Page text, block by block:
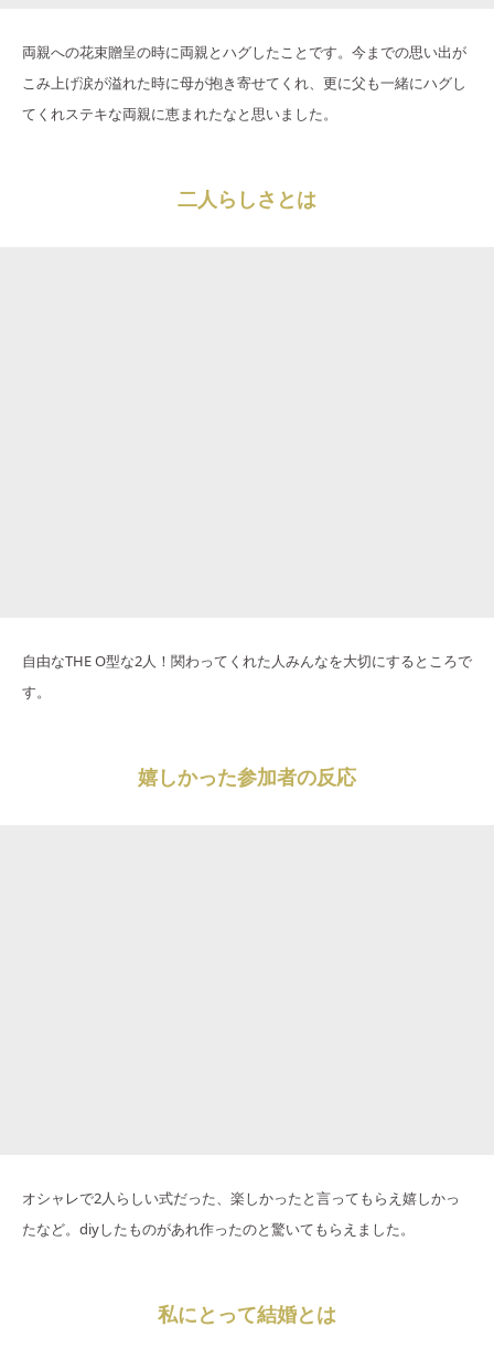
両親への花束贈呈の時に両親とハグしたことです。今までの思い出が
こみ上げ涙が溢れた時に母が抱き寄せてくれ、更に父も一緒にハグし
てくれステキな両親に恵まれたなと思いました。
二人らしさとは
自由なTHE O型な2人！関わってくれた人みんなを大切にするところで
す。
嬉しかった参加者の反応
オシャレで2人らしい式だった、楽しかったと言ってもらえ嬉しかっ
たなど。diyしたものがあれ作ったのと驚いてもらえました。
私にとって結婚とは